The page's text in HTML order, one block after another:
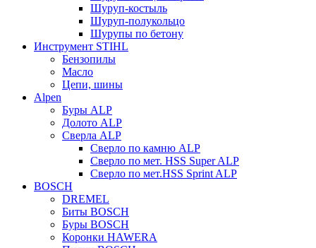
Шуруп-костыль
Шуруп-полукольцо
Шурупы по бетону
Инструмент STIHL
Бензопилы
Масло
Цепи, шины
Alpen
Буры ALP
Долото ALP
Сверла ALP
Сверло по камню ALP
Сверло по мет. HSS Super ALP
Сверло по мет.HSS Sprint ALP
BOSCH
DREMEL
Биты BOSCH
Буры BOSCH
Коронки HAWERA